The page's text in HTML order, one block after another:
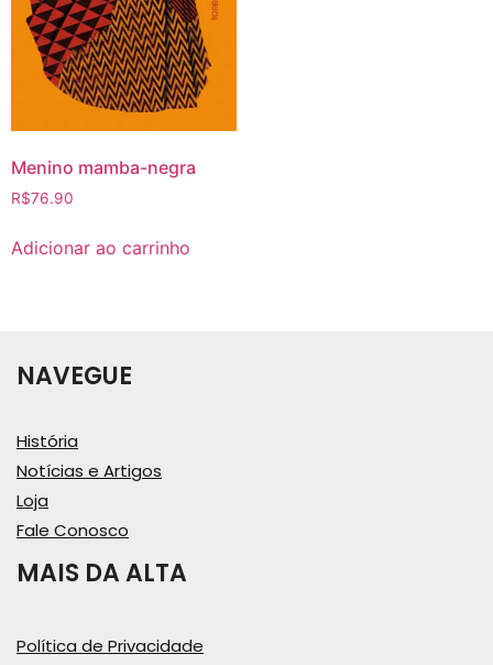
Menino mamba-negra
R$76.90
Adicionar ao carrinho
NAVEGUE
História
Notícias e Artigos
Loja
Fale Conosco
MAIS DA ALTA
Política de Privacidade